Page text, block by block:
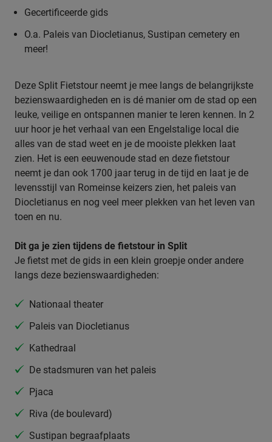
Gecertificeerde gids
O.a. Paleis van Diocletianus, Sustipan cemetery en
meer!
Deze Split Fietstour neemt je mee langs de belangrijkste
bezienswaardigheden en is dé manier om de stad op een
leuke, veilige en ontspannen manier te leren kennen. In 2
uur hoor je het verhaal van een Engelstalige local die
alles van de stad weet en je de mooiste plekken laat
zien. Het is een eeuwenoude stad en deze fietstour
neemt je dan ook 1700 jaar terug in de tijd en laat je de
levensstijl van Romeinse keizers zien, het paleis van
Diocletianus en nog veel meer plekken van het leven van
toen en nu.
Dit ga je zien tijdens de fietstour in Split
Je fietst met de gids in een klein groepje onder andere
langs deze bezienswaardigheden:
Nationaal theater
Paleis van Diocletianus
Kathedraal
De stadsmuren van het paleis
Pjaca
Riva (de boulevard)
Sustipan begraafplaats